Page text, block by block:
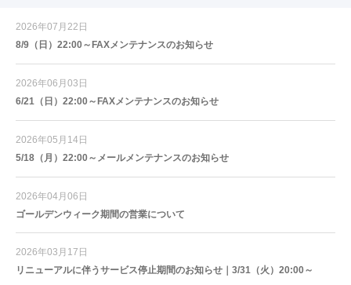
2026年07月22日
8/9（日）22:00～FAXメンテナンスのお知らせ
2026年06月03日
6/21（日）22:00～FAXメンテナンスのお知らせ
2026年05月14日
5/18（月）22:00～メールメンテナンスのお知らせ
2026年04月06日
ゴールデンウィーク期間の営業について
2026年03月17日
リニューアルに伴うサービス停止期間のお知らせ｜3/31（火）20:00～